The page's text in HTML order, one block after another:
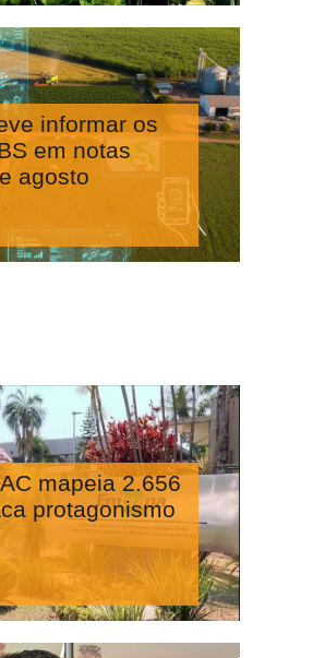
informar os
em notas
agosto
mapeia 2.656
protagonismo